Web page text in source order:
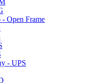
Open Frame
- UPS